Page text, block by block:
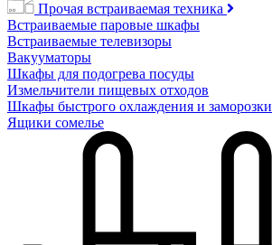
Прочая встраиваемая техника
Встраиваемые паровые шкафы
Встраиваемые телевизоры
Вакууматоры
Шкафы для подогрева посуды
Измельчители пищевых отходов
Шкафы быстрого охлаждения и заморозки
Ящики сомелье